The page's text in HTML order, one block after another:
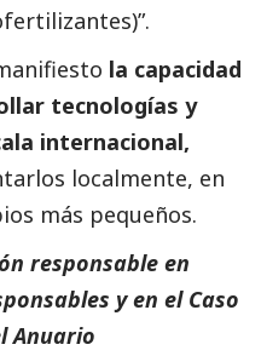
la capacidad
tecnologías y
internacional,
localmente, en
más pequeños.
responsable en
y en el Caso
Anuario